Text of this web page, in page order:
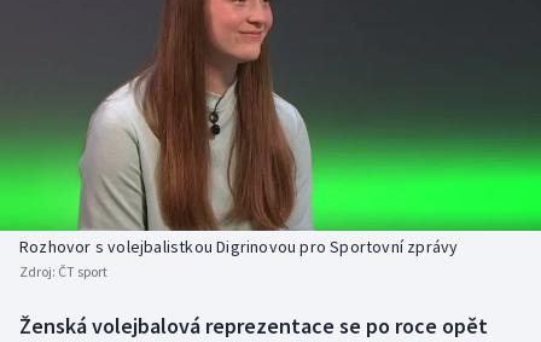
Americký fotbal
Baseball a softbal
Basketbal
Biatlon
NEPŘEHLÉDNĚTE
Soutěže
Historické návraty
Aplikace ČT sport
Rozhovor s volejbalistkou Digrinovou pro Sportovní zprávy
Zdroj: ČT sport
Ženská volejbalová reprezentace se po roce opět